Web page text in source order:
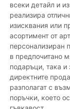
всеки детайл и
реализира
изисквания или
асортимент от
персонализиран
в предпочитано
подаръци, така и
директните
разполагат с
поръчки, което